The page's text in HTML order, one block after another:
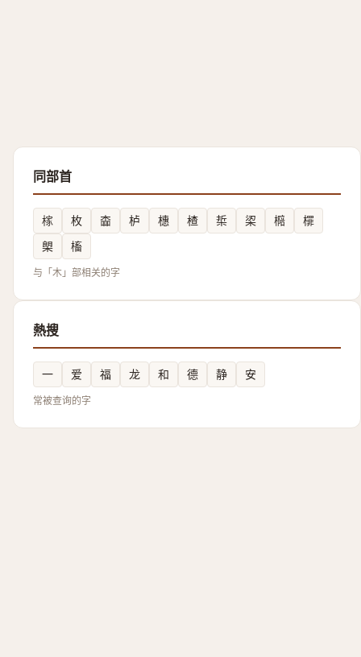
同部首
榢 枚 楍 栌 橞 楂 梊 鿄 㯁
檌
㮾
槒
与「木」部相关的字
熱搜
一 爱 福 龙 和 德 静 安
常被查询的字